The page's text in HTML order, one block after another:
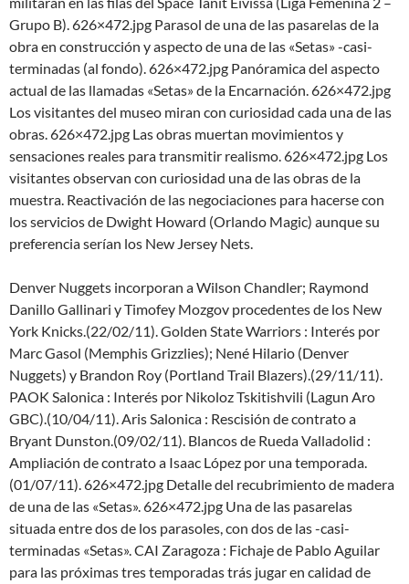
Grupo B). 626×472.jpg Parasol de una de las pasarelas de la
obra en construcción y aspecto de una de las «Setas» -casi-
terminadas (al fondo). 626×472.jpg Panóramica del aspecto
actual de las llamadas «Setas» de la Encarnación. 626×472.jpg
Los visitantes del museo miran con curiosidad cada una de las
obras. 626×472.jpg Las obras muertan movimientos y
sensaciones reales para transmitir realismo. 626×472.jpg Los
visitantes observan con curiosidad una de las obras de la
muestra. Reactivación de las negociaciones para hacerse con
los servicios de Dwight Howard (Orlando Magic) aunque su
preferencia serían los New Jersey Nets.
Denver Nuggets incorporan a Wilson Chandler; Raymond
Danillo Gallinari y Timofey Mozgov procedentes de los New
York Knicks.(22/02/11). Golden State Warriors : Interés por
Marc Gasol (Memphis Grizzlies); Nené Hilario (Denver
Nuggets) y Brandon Roy (Portland Trail Blazers).(29/11/11).
PAOK Salonica : Interés por Nikoloz Tskitishvili (Lagun Aro
GBC).(10/04/11). Aris Salonica : Rescisión de contrato a
Bryant Dunston.(09/02/11). Blancos de Rueda Valladolid :
Ampliación de contrato a Isaac López por una temporada.
(01/07/11). 626×472.jpg Detalle del recubrimiento de madera
de una de las «Setas». 626×472.jpg Una de las pasarelas
situada entre dos de los parasoles, con dos de las -casi-
terminadas «Setas». CAI Zaragoza : Fichaje de Pablo Aguilar
para las próximas tres temporadas trás jugar en calidad de